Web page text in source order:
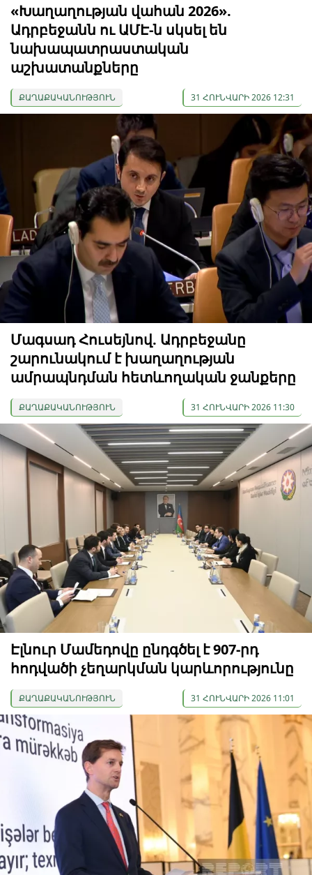
«Խաղաղության վահան 2026».
Ադրբեջանն ու ԱՄԷ-ն սկսել են
նախապատրաստական ​​
աշխատանքները
ՔԱՂԱՔԱԿԱՆՈՒԹՅՈՒՆ 31 ՀՈՒՆՎԱՐԻ 2026 12:31
Մագսադ Հուսեյնով. Ադրբեջանը
շարունակում է խաղաղության
ամրապնդման հետևողական ջանքերը
ՔԱՂԱՔԱԿԱՆՈՒԹՅՈՒՆ 31 ՀՈՒՆՎԱՐԻ 2026 11:30
Էլնուր Մամեդովը ընդգծել է 907-րդ
հոդվածի չեղարկման կարևորությունը
ՔԱՂԱՔԱԿԱՆՈՒԹՅՈՒՆ 31 ՀՈՒՆՎԱՐԻ 2026 11:01